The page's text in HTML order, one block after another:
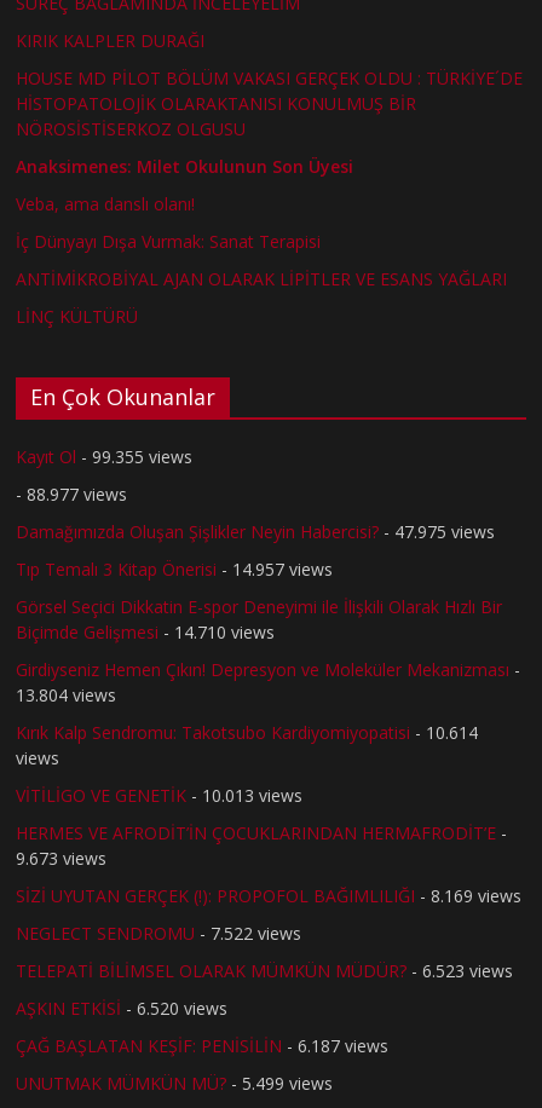
KIRIK KALPLER DURAĞI
HOUSE MD PİLOT BÖLÜM VAKASI GERÇEK OLDU : TÜRKİYE´DE
HİSTOPATOLOJİK OLARAKTANISI KONULMUŞ BİR
NÖROSİSTİSERKOZ OLGUSU
Anaksimenes: Milet Okulunun Son Üyesi
Veba, ama danslı olanı!
İç Dünyayı Dışa Vurmak: Sanat Terapisi
ANTİMİKROBİYAL AJAN OLARAK LİPİTLER VE ESANS YAĞLARI
LİNÇ KÜLTÜRÜ
En Çok Okunanlar
Kayıt Ol - 99.355 views
- 88.977 views
Damağımızda Oluşan Şişlikler Neyin Habercisi? - 47.975 views
Tıp Temalı 3 Kitap Önerisi - 14.957 views
Görsel Seçici Dikkatin E-spor Deneyimi ile İlişkili Olarak Hızlı Bir
Biçimde Gelişmesi - 14.710 views
Girdiyseniz Hemen Çıkın! Depresyon ve Moleküler Mekanizması -
13.804 views
Kırık Kalp Sendromu: Takotsubo Kardiyomiyopatisi - 10.614
views
VİTİLİGO VE GENETİK - 10.013 views
HERMES VE AFRODİT’İN ÇOCUKLARINDAN HERMAFRODİT’E -
9.673 views
SİZİ UYUTAN GERÇEK (!): PROPOFOL BAĞIMLILIĞI - 8.169 views
NEGLECT SENDROMU - 7.522 views
TELEPATİ BİLİMSEL OLARAK MÜMKÜN MÜDÜR? - 6.523 views
AŞKIN ETKİSİ - 6.520 views
ÇAĞ BAŞLATAN KEŞİF: PENİSİLİN - 6.187 views
UNUTMAK MÜMKÜN MÜ? - 5.499 views